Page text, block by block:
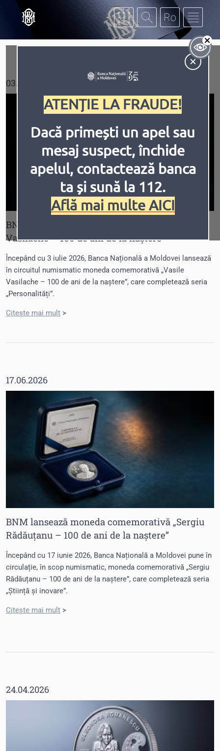
Mergi la conţinutul principal
Inversiune Animațiile
ATENȚIE LA FRAUDE!
Dacă primești un apel sau
mesaj suspect, închide
apelul, contactează banca
ta și sună la 112.
Află mai multe AICI
03.07.2026
BNM lansează moneda comemorativă „Vasile
Vasilache – 100 de ani de la naștere”
Începând cu 3 iulie 2026, Banca Națională a Moldovei lansează
în circuitul numismatic moneda comemorativă „Vasile
Vasilache – 100 de ani de la naștere”, care completează seria
„Personalități”.
Citește mai mult >
17.06.2026
BNM lansează moneda comemorativă „Sergiu
Rădăuțanu – 100 de ani de la naștere”
Începând cu 17 iunie 2026, Banca Națională a Moldovei pune în
circulație, în scop numismatic, moneda comemorativă „Sergiu
Rădăuțanu – 100 de ani de la naștere”, care completează seria
„Știință și inovare”.
Citește mai mult >
24.04.2026